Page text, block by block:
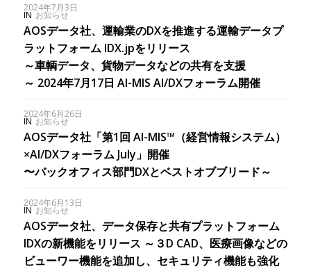
2024年7月3日
IN お知らせ
AOSデータ社、運輸業のDXを推進する運輸データプ
ラットフォーム IDX.jpをリリース
～車輌データ、貨物データなどの共有を支援
～ 2024年7月17日 AI-MIS AI/DXフォーラム開催
2024年6月26日
IN お知らせ
AOSデータ社「第1回 AI-MIS™︎（経営情報システム）
×AI/DXフォーラム July」開催
〜バックオフィス部門DXとベストオブブリード～
2024年6月13日
IN お知らせ
AOSデータ社、データ保存と共有プラットフォーム
IDXの新機能をリリース ～３D CAD、医療画像などの
ビューワー機能を追加し、セキュリティ機能も強化